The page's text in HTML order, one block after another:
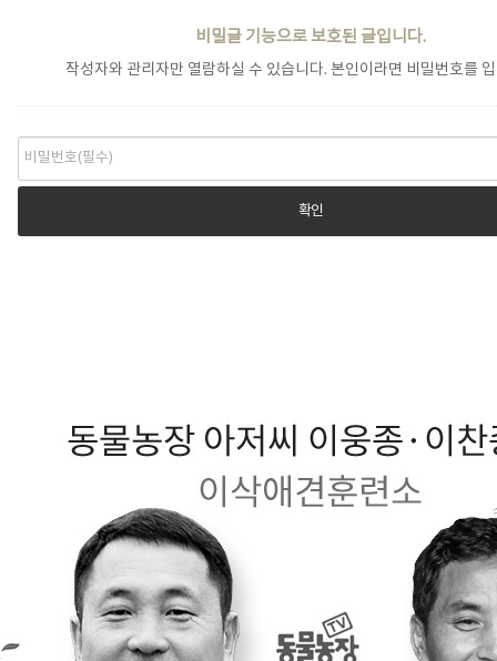
비밀글 기능으로 보호된 글입니다.
작성자와 관리자만 열람하실 수 있습니다. 본인이라면 비밀번호를